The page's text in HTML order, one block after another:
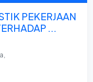
PEKERJAAN
...